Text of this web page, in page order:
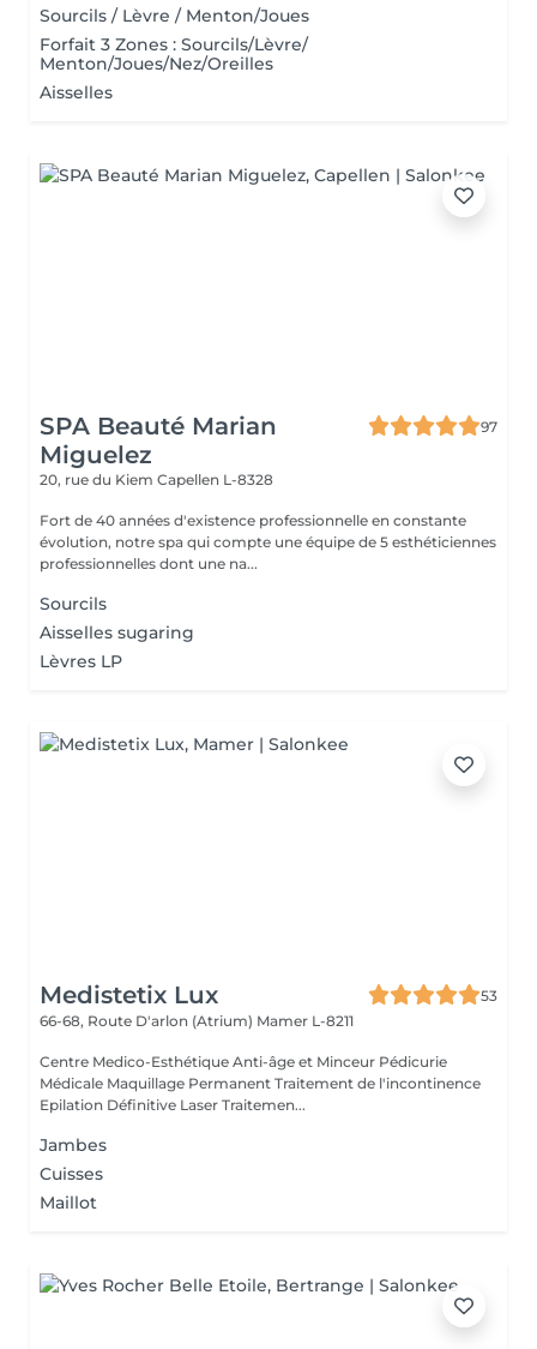
Sourcils / Lèvre / Menton/Joues
Forfait 3 Zones : Sourcils/Lèvre/
Menton/Joues/Nez/Oreilles
Aisselles
SPA Beauté Marian
Miguelez
97
20, rue du Kiem Capellen L-8328
Fort de 40 années d'existence professionnelle en constante
évolution, notre spa qui compte une équipe de 5 esthéticiennes
professionnelles dont une na...
Sourcils
Aisselles sugaring
Lèvres LP
Medistetix Lux
53
66-68, Route D'arlon (Atrium) Mamer L-8211
Centre Medico-Esthétique Anti-âge et Minceur Pédicurie
Médicale Maquillage Permanent Traitement de l'incontinence
Epilation Définitive Laser Traitemen...
Jambes
Cuisses
Maillot